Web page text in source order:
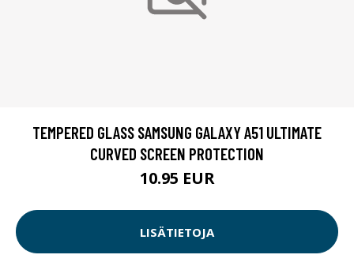
TEMPERED GLASS SAMSUNG GALAXY A51 ULTIMATE
CURVED SCREEN PROTECTION
10.95 EUR
LISÄTIETOJA